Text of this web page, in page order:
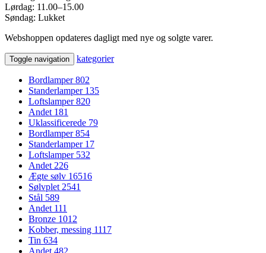
Lørdag: 11.00–15.00
Søndag: Lukket
Webshoppen opdateres dagligt med nye og solgte varer.
Toggle navigation kategorier
Bordlamper802
Standerlamper 135
Loftslamper820
Andet 181
Uklassificerede 79
Bordlamper854
Standerlamper 17
Loftslamper 532
Andet226
Ægte sølv 16516
Sølvplet2541
Stål 589
Andet 111
Bronze 1012
Kobber, messing 1117
Tin 634